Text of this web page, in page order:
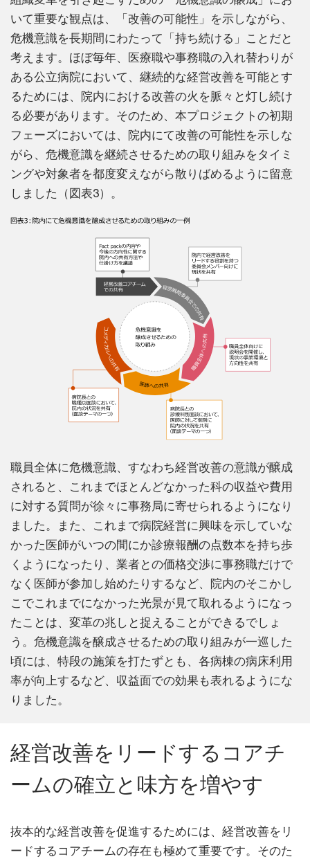
いて重要な観点は、「改善の可能性」を示しながら、
危機意識を長期間にわたって「持ち続ける」ことだと
考えます。ほぼ毎年、医療職や事務職の入れ替わりが
ある公立病院において、継続的な経営改善を可能とす
るためには、院内における改善の火を脈々と灯し続け
る必要があります。そのため、本プロジェクトの初期
フェーズにおいては、院内にて改善の可能性を示しな
がら、危機意識を継続させるための取り組みをタイミ
ングや対象者を都度変えながら散りばめるように留意
しました（図表3）。
職員全体に危機意識、すなわち経営改善の意識が醸成
されると、これまでほとんどなかった科の収益や費用
に対する質問が徐々に事務局に寄せられるようになり
ました。また、これまで病院経営に興味を示していな
かった医師がいつの間にか診療報酬の点数本を持ち歩
くようになったり、業者との価格交渉に事務職だけで
なく医師が参加し始めたりするなど、院内のそこかし
こでこれまでになかった光景が見て取れるようになっ
たことは、変革の兆しと捉えることができるでしょ
う。危機意識を醸成させるための取り組みが一巡した
頃には、特段の施策を打たずとも、各病棟の病床利用
率が向上するなど、収益面での効果も表れるようにな
りました。
経営改善をリードするコアチ
ームの確立と味方を増やす
抜本的な経営改善を促進するためには、経営改善をリ
ードするコアチームの存在も極めて重要です。そのた